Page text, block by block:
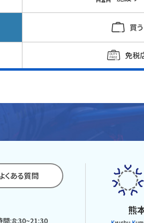
買う
免税
くある質問
間:8:30~21:30
熊